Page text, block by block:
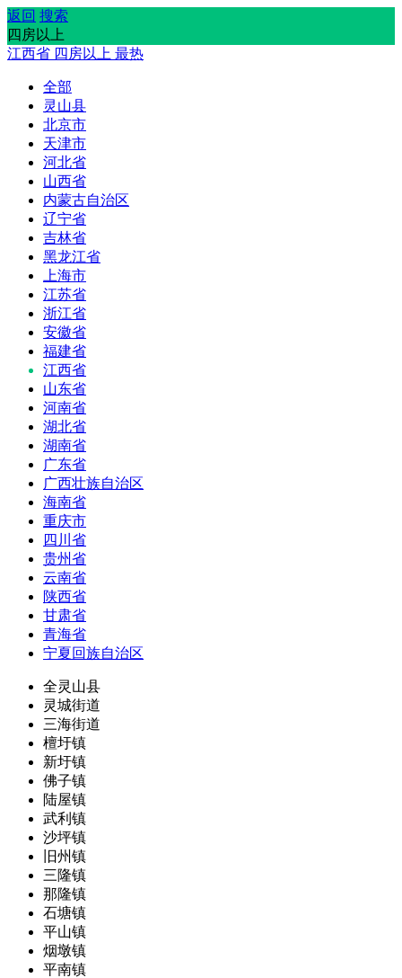
返回 搜索
四房以上
江西省 四房以上 最热
全部
灵山县
北京市
天津市
河北省
山西省
内蒙古自治区
辽宁省
吉林省
黑龙江省
上海市
江苏省
浙江省
安徽省
福建省
江西省
山东省
河南省
湖北省
湖南省
广东省
广西壮族自治区
海南省
重庆市
四川省
贵州省
云南省
陕西省
甘肃省
青海省
宁夏回族自治区
全灵山县
灵城街道
三海街道
檀圩镇
新圩镇
佛子镇
陆屋镇
武利镇
沙坪镇
旧州镇
三隆镇
那隆镇
石塘镇
平山镇
烟墩镇
平南镇